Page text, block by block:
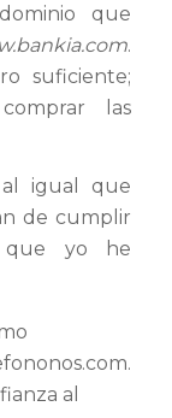
que
.
suficiente;
las
al igual que
de cumplir
que yo he
al